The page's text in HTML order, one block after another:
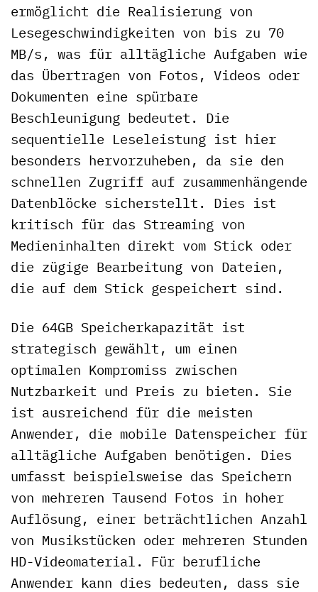
ermöglicht die Realisierung von
Lesegeschwindigkeiten von bis zu 70
MB/s, was für alltägliche Aufgaben wie
das Übertragen von Fotos, Videos oder
Dokumenten eine spürbare
Beschleunigung bedeutet. Die
sequentielle Leseleistung ist hier
besonders hervorzuheben, da sie den
schnellen Zugriff auf zusammenhängende
Datenblöcke sicherstellt. Dies ist
kritisch für das Streaming von
Medieninhalten direkt vom Stick oder
die zügige Bearbeitung von Dateien,
die auf dem Stick gespeichert sind.
Die 64GB Speicherkapazität ist
strategisch gewählt, um einen
optimalen Kompromiss zwischen
Nutzbarkeit und Preis zu bieten. Sie
ist ausreichend für die meisten
Anwender, die mobile Datenspeicher für
alltägliche Aufgaben benötigen. Dies
umfasst beispielsweise das Speichern
von mehreren Tausend Fotos in hoher
Auflösung, einer beträchtlichen Anzahl
von Musikstücken oder mehreren Stunden
HD-Videomaterial. Für berufliche
Anwender kann dies bedeuten, dass sie